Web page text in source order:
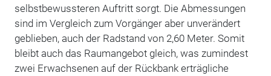
selbstbewussteren Auftritt sorgt. Die Abmessungen
sind im Vergleich zum Vorgänger aber unverändert
geblieben, auch der Radstand von 2,60 Meter. Somit
bleibt auch das Raumangebot gleich, was zumindest
zwei Erwachsenen auf der Rückbank erträgliche